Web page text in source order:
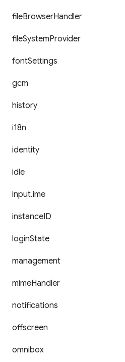
fileBrowserHandler
fileSystemProvider
fontSettings
gcm
history
i18n
identity
idle
input.ime
instanceID
loginState
management
mimeHandler
notifications
offscreen
omnibox